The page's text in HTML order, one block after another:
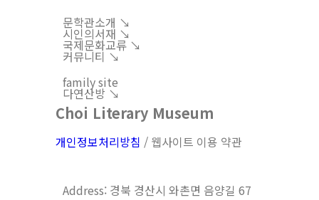
문학관소개 ↘︎
시인의서재 ↘︎
국제문화교류 ↘︎
커뮤니티 ↘︎
family site
다연산방 ↘︎
Choi Literary Museum
개인정보처리방침 / 웹사이트 이용 약관
Address: 경북 경산시 와촌면 음양길 67